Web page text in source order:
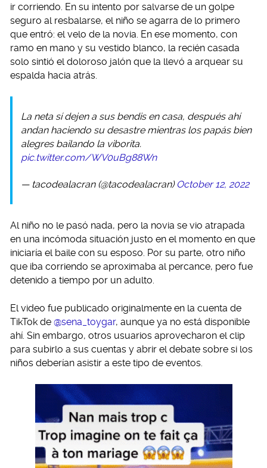
ir corriendo. En su intento por salvarse de un golpe
seguro al resbalarse, el niño se agarra de lo primero
que entró: el velo de la novia. En ese momento, con
ramo en mano y su vestido blanco, la recién casada
solo sintió el doloroso jalón que la llevó a arquear su
espalda hacia atrás.
La neta sí dejen a sus bendis en casa, después ahí
andan haciendo su desastre mientras los papás bien
alegres bailando la viborita.
pic.twitter.com/WV0uBg88Wn
— tacodealacran (@tacodealacran) October 12, 2022
Al niño no le pasó nada, pero la novia se vio atrapada
en una incómoda situación justo en el momento en que
iniciaría el baile con su esposo. Por su parte, otro niño
que iba corriendo se aproximaba al percance, pero fue
detenido a tiempo por un adulto.
El video fue publicado originalmente en la cuenta de
TikTok de @sena_toygar, aunque ya no está disponible
ahí. Sin embargo, otros usuarios aprovecharon el clip
para subirlo a sus cuentas y abrir el debate sobre si los
niños deberían asistir a este tipo de eventos.